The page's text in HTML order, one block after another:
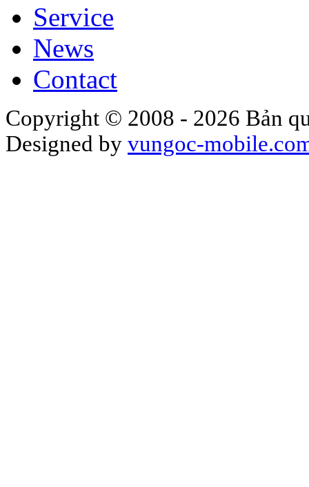
Service
News
Contact
Copyright © 2008 - 2026 Bản
Designed by vungoc-